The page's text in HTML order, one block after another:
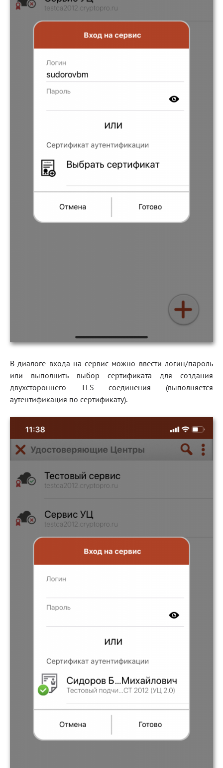
В диалоге входа на сервис можно ввести логин/пароль
или выполнить выбор сертификата для создания
двухстороннего TLS соединения (выполняется
аутентификация по сертификату).